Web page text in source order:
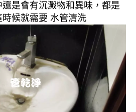
是會有沉澱物和異味，都是
候就需要 水管清洗